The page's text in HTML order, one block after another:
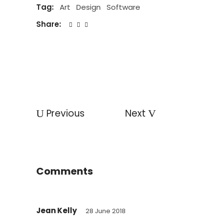
Tag: Art Design
Software
Share:
Previous Next
Comments
Jean Kelly 28 June 2018